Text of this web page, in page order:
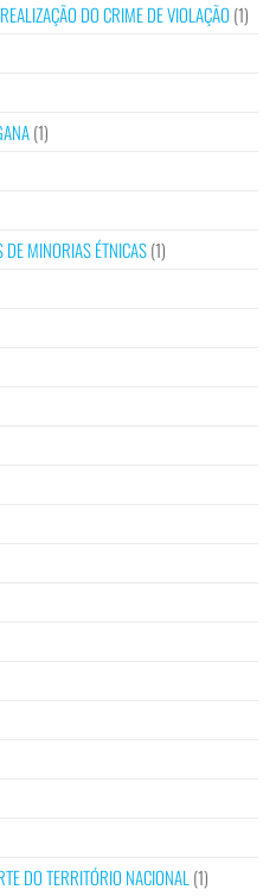
DO CRIME DE VIOLAÇÃO (1)
(1)
DE MINORIAS ÉTNICAS(1)
DO TERRITÓRIO NACIONAL(1)